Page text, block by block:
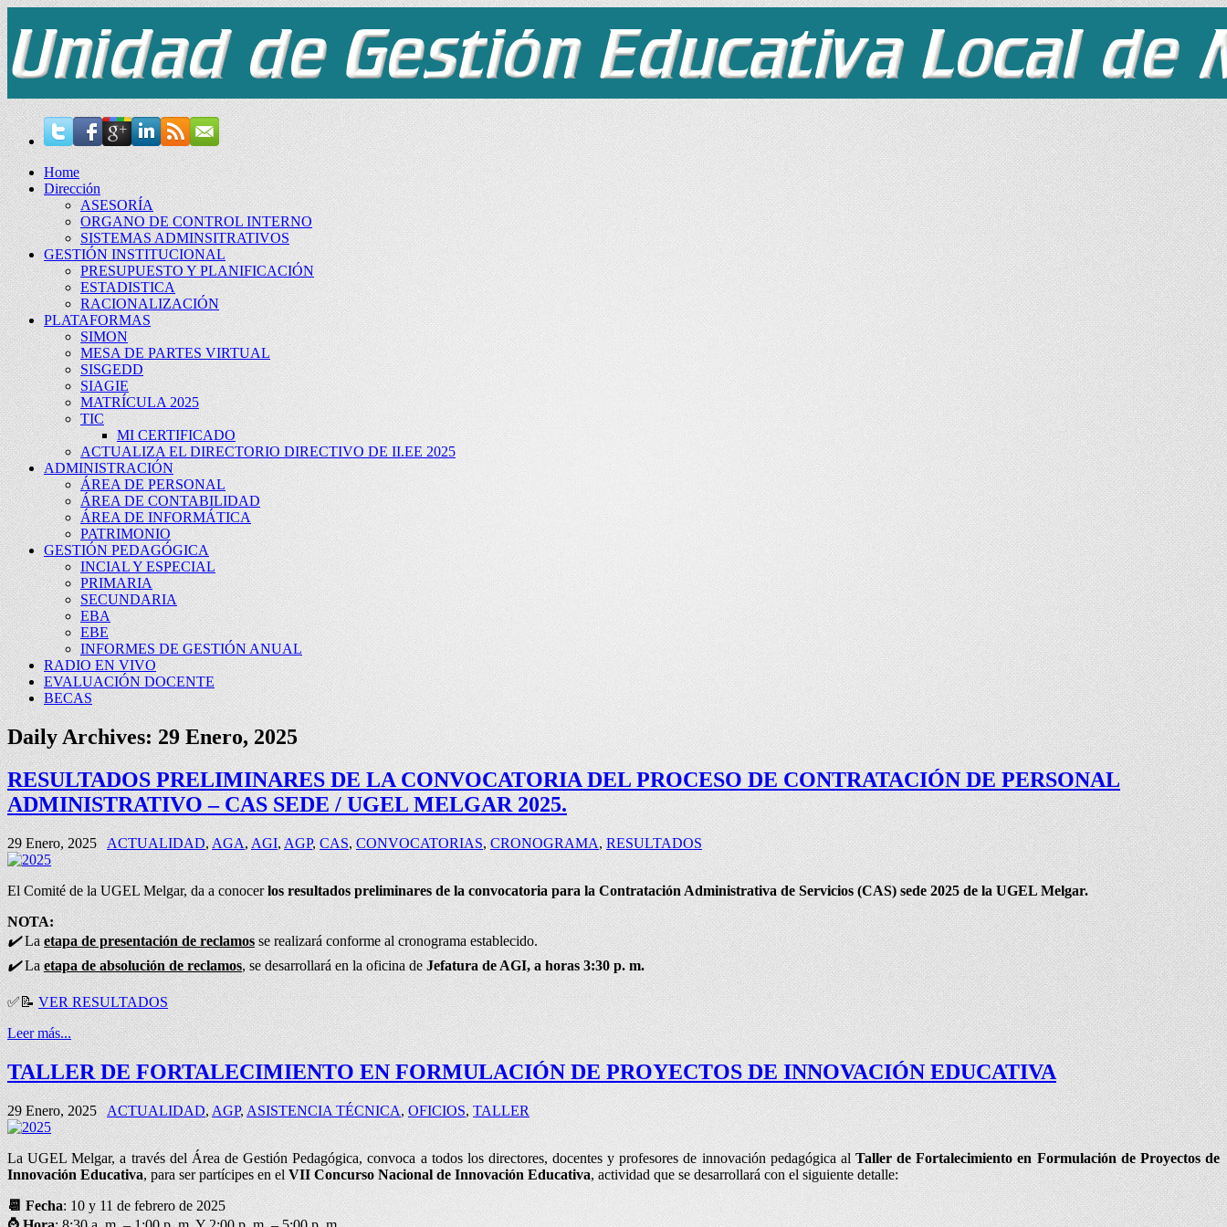
Home
Dirección
ASESORÍA
ORGANO DE CONTROL INTERNO
SISTEMAS ADMINSITRATIVOS
GESTIÓN INSTITUCIONAL
PRESUPUESTO Y PLANIFICACIÓN
ESTADISTICA
RACIONALIZACIÓN
PLATAFORMAS
SIMON
MESA DE PARTES VIRTUAL
SISGEDD
SIAGIE
MATRÍCULA 2025
TIC
MI CERTIFICADO
ACTUALIZA EL DIRECTORIO DIRECTIVO DE II.EE 2025
ADMINISTRACIÓN
ÁREA DE PERSONAL
ÁREA DE CONTABILIDAD
ÁREA DE INFORMÁTICA
PATRIMONIO
GESTIÓN PEDAGÓGICA
INCIAL Y ESPECIAL
PRIMARIA
SECUNDARIA
EBA
EBE
INFORMES DE GESTIÓN ANUAL
RADIO EN VIVO
EVALUACIÓN DOCENTE
BECAS
Daily Archives:29 Enero, 2025
RESULTADOS PRELIMINARES DE LA CONVOCATORIA DEL PROCESO DE CONTRATACIÓN DE PERSONAL
ADMINISTRATIVO – CAS SEDE / UGEL MELGAR 2025.
29 Enero, 2025 ACTUALIDAD, AGA,AGI,AGP, CAS,CONVOCATORIAS, CRONOGRAMA, RESULTADOS
El Comité de la UGEL Melgar, da a conocerlos resultados preliminares de la convocatoria para la Contratación Administrativa de Servicios (CAS) sede 2025 de la UGEL Melgar.
NOTA:
✔️La etapa de presentación de reclamosse realizará conforme al cronograma establecido.
✔️Laetapa de absolución de reclamos, se desarrollará en la oficina de Jefatura de AGI, a horas 3:30 p. m.
✅ 📝VER RESULTADOS
Leer más...
TALLER DE FORTALECIMIENTO EN FORMULACIÓN DE PROYECTOS DE INNOVACIÓN EDUCATIVA
29 Enero, 2025 ACTUALIDAD,AGP, ASISTENCIA TÉCNICA, OFICIOS, TALLER
La UGEL Melgar, a través del Área de Gestión Pedagógica, convoca a todos los directores, docentes y profesores de innovación pedagógica alTaller de Fortalecimiento en Formulación de Proyectos de
Innovación Educativa, para ser partícipes en el VII Concurso Nacional de Innovación Educativa, actividad que se desarrollará con el siguiente detalle:
📆 Fecha: 10 y 11 de febrero de 2025